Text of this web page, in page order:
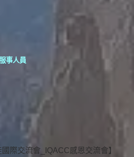
事人員
國際交流會_IQACC感恩交流會】